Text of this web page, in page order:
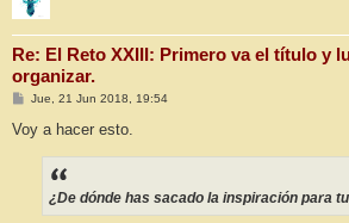
Re: El Reto XXIII: Primero va el título y
organizar.
M
n
s
Jue, 21 Jun 2018, 19:54
Voy a hacer esto.
¿De dónde has sacado la inspiración para